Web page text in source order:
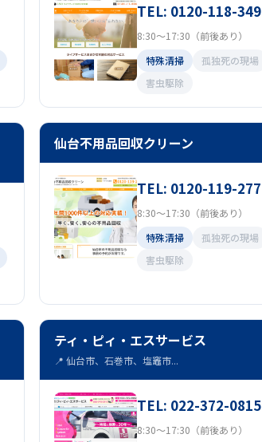
TEL: 0120-118-349
8:30～17:30（前後あり）
特殊清掃
孤独死の現場
害虫駆除
仙台不用品回収クリーン
TEL: 0120-119-277
8:30～17:30（前後あり）
特殊清掃
孤独死の現場
害虫駆除
ティ・ピィ・エスサービス
📍 仙台市、石巻市、塩竈市...
TEL: 022-372-0815
8:30～17:30（前後あり）